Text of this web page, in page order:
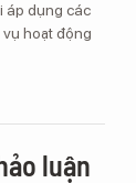
áp dụng các
hoạt động
luận